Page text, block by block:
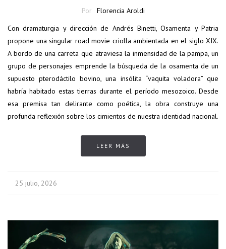
Por
Florencia Aroldi
Con dramaturgia y dirección de Andrés Binetti, Osamenta y Patria
propone una singular road movie criolla ambientada en el siglo XIX.
A bordo de una carreta que atraviesa la inmensidad de la pampa, un
grupo de personajes emprende la búsqueda de la osamenta de un
supuesto pterodáctilo bovino, una insólita “vaquita voladora” que
habría habitado estas tierras durante el período mesozoico. Desde
esa premisa tan delirante como poética, la obra construye una
profunda reflexión sobre los cimientos de nuestra identidad nacional.
LEER MÁS
25 julio, 2026